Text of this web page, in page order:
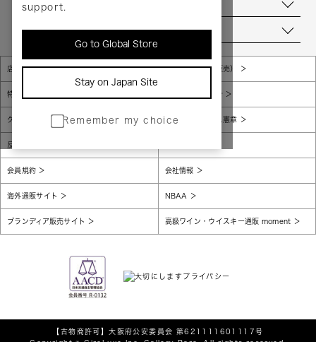
support.
Go to Global Store
Stay on Japan Site
Remember my choice
お問い合わせ
当店について
店舗一覧 販売規約（店頭販売）
特定商取引法に基づく表示 個人情報保護方針
グローバルプライバシーポリシー コンプライアンス憲章
反社会的勢力に対する基本方針
会員規約 会社情報
海外通販サイト NBAA
ブランディア販売サイト 高級ワイン・ウイスキー通販 moment
【古物商許可】大阪府公安委員会 第621111601117号